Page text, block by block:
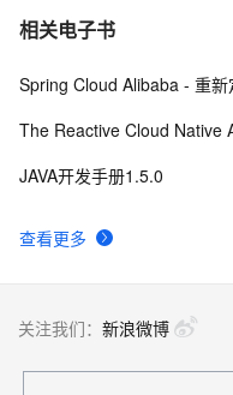
相关电子书
查看更多
Spring Cloud Alibaba - 重
The Reactive Cloud Native
JAVA开发手册1.5.0
关注我们： 新浪微博